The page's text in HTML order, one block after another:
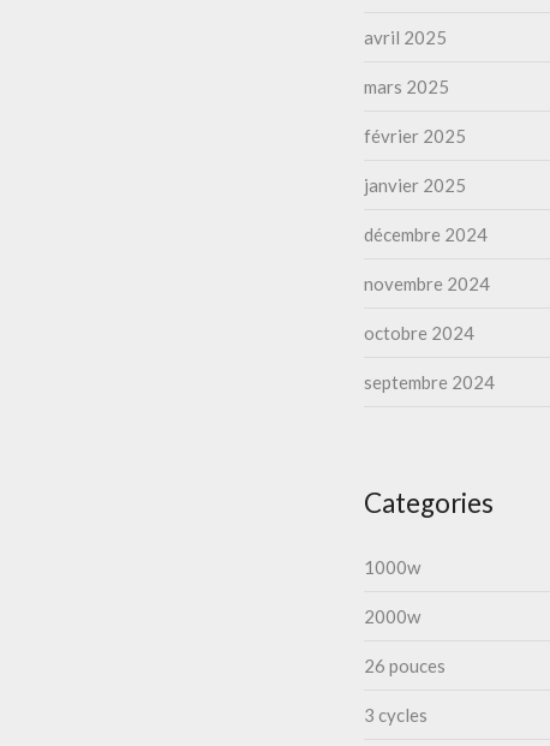
avril 2025
mars 2025
février 2025
janvier 2025
décembre 2024
novembre 2024
octobre 2024
septembre 2024
Categories
1000w
2000w
26 pouces
3 cycles